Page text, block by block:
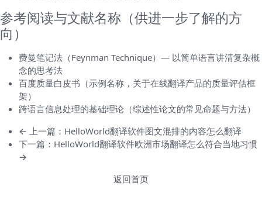
参考阅读与文献名称（供进一步了解的方
向）
费曼笔记法（Feynman Technique）— 以简单语言讲清复杂概
念的思考法
百度质量白皮书（示例名称，关于在线翻译产品的质量评估框
架）
跨语言信息处理的基础理论（综述性论文的常见命题与方法）
← 上一篇：HelloWorld翻译软件图文混排的内容怎么翻译
下一篇：HelloWorld翻译软件欧洲市场翻译怎么符合当地习惯
→
返回首页